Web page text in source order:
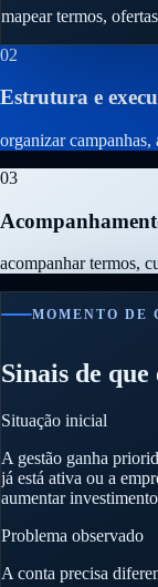
mapear termos,
02
Estrutura e
organizar campanhas,
03
acompanhar termos,
MOMENTO DE
Sinais de
Situação inicial
A gestão ganha
já está ativa ou a
aumentar
Problema observado
A conta precisa